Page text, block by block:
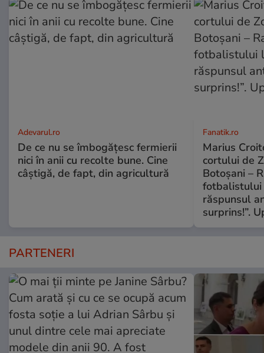
Adevarul.ro
De ce nu se îmbogățesc fermierii
nici în anii cu recolte bune. Cine
câștigă, de fapt, din agricultură
Fanatik.ro
Marius
cortului de
Botoșani –
răspunsul
surprins!”.
PARTENERI